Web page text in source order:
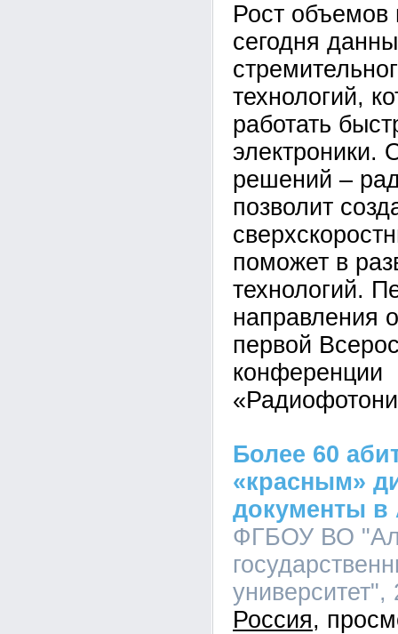
Рост
сегодня
технологий,
работать
электроники.
решений –
позволит
поможет в
технологий.
направления
первой
конференции
Более 60
«красным»
документы в
ФГБОУ ВО
Россия